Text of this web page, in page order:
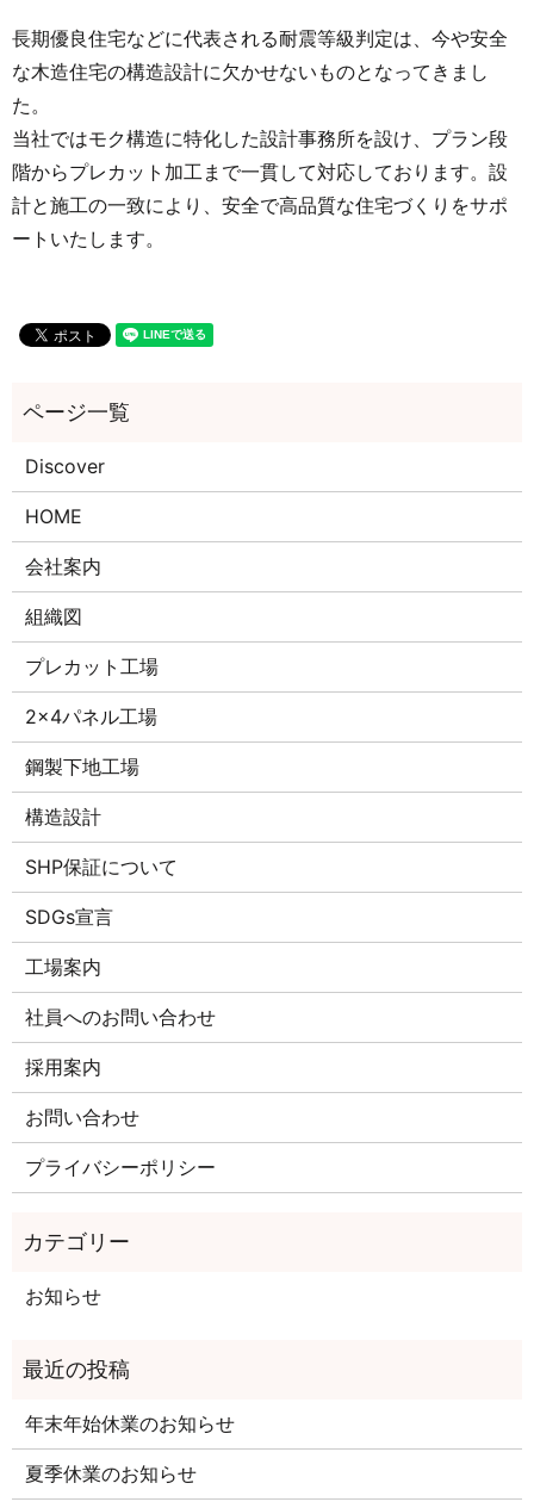
長期優良住宅などに代表される耐震等級判定は、今や安全
な木造住宅の構造設計に欠かせないものとなってきまし
た。
当社ではモク構造に特化した設計事務所を設け、プラン段
階からプレカット加工まで一貫して対応しております。設
計と施工の一致により、安全で高品質な住宅づくりをサポ
ートいたします。
Discover
HOME
会社案内
組織図
プレカット工場
2×4パネル工場
鋼製下地工場
構造設計
SHP保証について
SDGs宣言
工場案内
社員へのお問い合わせ
採用案内
お問い合わせ
プライバシーポリシー
お知らせ
年末年始休業のお知らせ
夏季休業のお知らせ